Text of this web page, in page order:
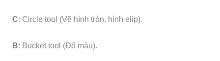
C: Circle tool (Vẽ hình tròn, hình elip).
B: Bucket tool (Đổ màu).